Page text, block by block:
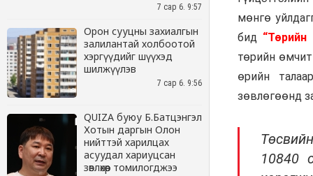
7 сар 6. 9:57
Орон сууцны захиалгын
залилантай холбоотой
хэргүүдийг шүүхэд
шилжүүлэв
7 сар 6. 9:56
QUIZA буюу Б.Батцэнгэл
Хотын даргын Олон
нийттэй харилцах
асуудал хариуцсан
зөвлөхөөр томилогджээ